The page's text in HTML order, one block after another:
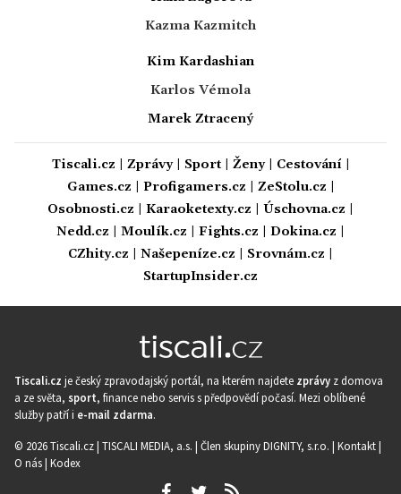
Kazma Kazmitch
Kim Kardashian
Karlos Vémola
Marek Ztracený
Tiscali.cz Zprávy| Sport| Ženy| Cestování|
Games.cz
Profigamers.cz ZeStolu.cz
Osobnosti.cz
Karaoketexty.cz Úschovna.cz
Nedd.cz
Moulík.cz Fights.cz Dokina.cz
CZhity.cz
Našepeníze.cz Srovnám.cz
StartupInsider.cz
Tiscali.cz je český zpravodajský portál, na kterém najdete zprávy z domova
a ze světa, sport, finance nebo servis s předpovědí počasí. Mezi oblíbené
služby patří i e-mail zdarma.
© 2026 Tiscali.cz | TISCALI MEDIA, a.s. | Člen skupiny DIGNITY, s.r.o. | Kontakt|
O nás| Kodex